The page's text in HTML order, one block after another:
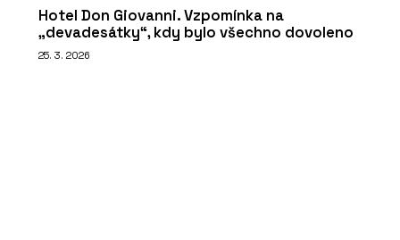
Hotel Don Giovanni. Vzpomínka na
„devadesátky“, kdy bylo všechno dovoleno
25. 3. 2026